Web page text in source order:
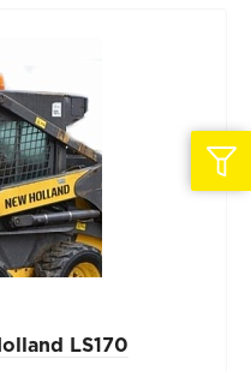
LS170